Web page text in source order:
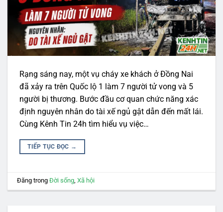
Rạng sáng nay, một vụ cháy xe khách ở Đồng Nai
đã xảy ra trên Quốc lộ 1 làm 7 người tử vong và 5
người bị thương. Bước đầu cơ quan chức năng xác
định nguyên nhân do tài xế ngủ gật dẫn đến mất lái.
Cùng Kênh Tin 24h tìm hiểu vụ việc…
TIẾP TỤC ĐỌC →
Đăng trongĐời sống,Xã hội